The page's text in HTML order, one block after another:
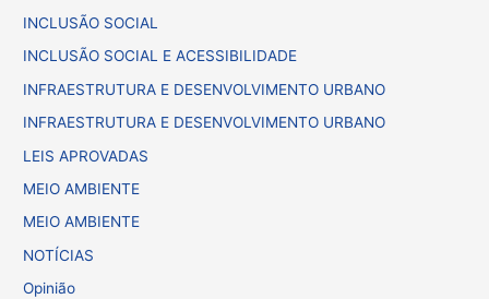
INCLUSÃO SOCIAL
INCLUSÃO SOCIAL E ACESSIBILIDADE
INFRAESTRUTURA E DESENVOLVIMENTO URBANO
INFRAESTRUTURA E DESENVOLVIMENTO URBANO
LEIS APROVADAS
MEIO AMBIENTE
MEIO AMBIENTE
NOTÍCIAS
Opinião